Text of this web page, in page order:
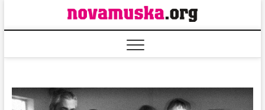
content